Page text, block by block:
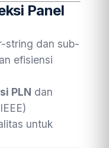
Panel
string dan sub-
efisiensi
PLN dan
untuk